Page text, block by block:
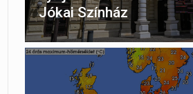
Jókai Színház